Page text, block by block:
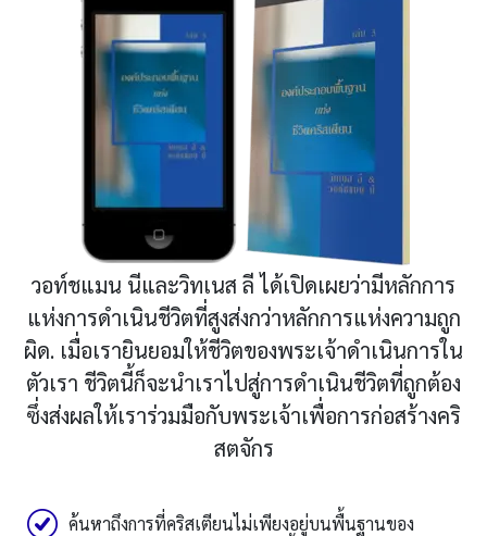
วอท์ชแมน นีและวิทเนส ลี ได้เปิดเผยว่ามีหลักการ
แห่งการดำเนินชีวิตที่สูงส่งกว่าหลักการแห่งความถูก
ผิด. เมื่อเรายินยอมให้ชีวิตของพระเจ้าดำเนินการใน
ตัวเรา ชีวิตนี้ก็จะนำเราไปสู่การดำเนินชีวิตที่ถูกต้อง
ซึ่งส่งผลให้เราร่วมมือกับพระเจ้าเพื่อการก่อสร้างคริ
สตจักร
ค้นหาถึงการที่คริสเตียนไม่เพียงอยู่บนพื้นฐานของ